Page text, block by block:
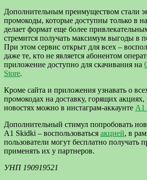
Дополнительным преимуществом стали
промокоды, которые доступны только в
делает формат еще более
стремится получать максимум выгоды в
При этом сервис открыт для всех –
даже те, кто не является абонентом
приложение доступно для скачивания на
Store.
Кроме сайта и приложения узнавать о
промокодах на доставку, горящих
новостях можно в инстаграм-аккаунте
Дополнительный стимул попробовать
A1 Skidki – воспользоваться акцией, в
пользователи могут бесплатно получать
применять их у партнеров.
УНП 190919521